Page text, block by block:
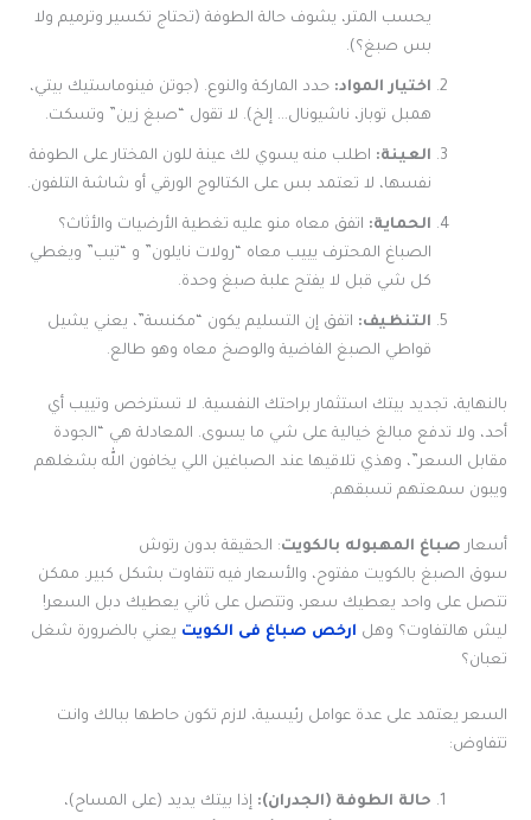
يحسب المتر، يشوف حالة الطوفة (تحتاج تكسير وترميم ولا
بس صبغ؟).
اختيار المواد: حدد الماركة والنوع. (جوتن فينوماستيك بيتي،
همبل توباز، ناشيونال… إلخ). لا تقول “صبغ زين” وتسكت.
العينة: اطلب منه يسوي لك عينة للون المختار على الطوفة
نفسها، لا تعتمد بس على الكتالوج الورقي أو شاشة التلفون.
الحماية: اتفق معاه منو عليه تغطية الأرضيات والأثاث؟
الصباغ المحترف يييب معاه “رولات نايلون” و “تيب” ويغطي
كل شي قبل لا يفتح علبة صبغ وحدة.
التنظيف: اتفق إن التسليم يكون “مكنسة”، يعني يشيل
قواطي الصبغ الفاضية والوصخ معاه وهو طالع.
بالنهاية، تجديد بيتك استثمار براحتك النفسية. لا تسترخص وتييب أي
أحد، ولا تدفع مبالغ خيالية على شي ما يسوى. المعادلة هي “الجودة
مقابل السعر”، وهذي تلاقيها عند الصباغين اللي يخافون الله بشغلهم
ويبون سمعتهم تسبقهم.
أسعار صباغ المهبوله بالكويت: الحقيقة بدون رتوش
سوق الصبغ بالكويت مفتوح، والأسعار فيه تتفاوت بشكل كبير. ممكن
تتصل على واحد يعطيك سعر، وتتصل على ثاني يعطيك دبل السعر!
ليش هالتفاوت؟ وهل ارخص صباغ فى الكويت يعني بالضرورة شغل
تعبان؟
السعر يعتمد على عدة عوامل رئيسية، لازم تكون حاطها ببالك وانت
تتفاوض:
حالة الطوفة (الجدران): إذا بيتك يديد (على المساح)،